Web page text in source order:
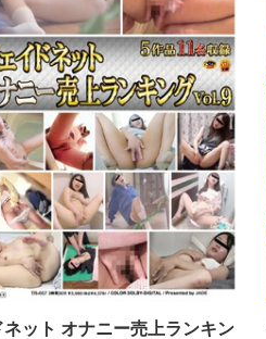
ネット オナニー売上ランキン